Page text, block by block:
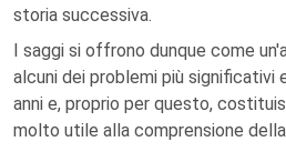
storia successiva.
I saggi si offrono dunque come
alcuni dei problemi più significativi
anni e, proprio per questo,
molto utile alla comprensione